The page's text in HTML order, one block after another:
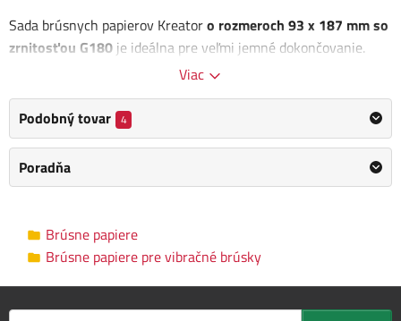
Sada brúsnych papierov Kreatoro rozmeroch 93 x 187 mm so
zrnitosťou G180 je ideálna pre veľmi jemné dokončovanie.
Toto balenie obsahuje 5 kusov brúsnych papierov
pri úprave povrchov.
Zrnitosť G180 je perfektná pre finálne leštenie a úpravy, kde
je vyžadovaná jemnosť a detailnosť
. Tieto brúsne papiere sú
Kreator môžete dosiahnuť profesionálne výsledky, vďaka
ktorým budú vaše projekty dokonale pripravené na ďalšie
spracovanie.
Viac
Podobný tovar 4
Poradňa
Brúsne papiere
Brúsne papiere pre vibračné brúsky